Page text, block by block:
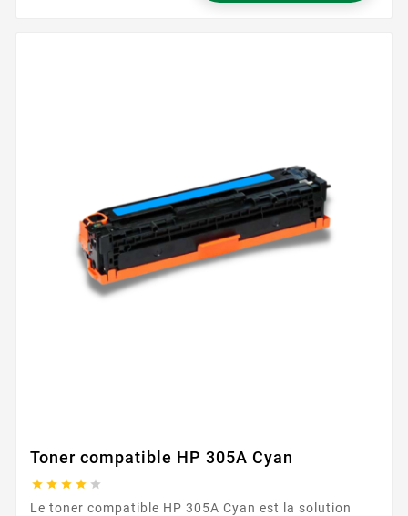
Toner compatible HP 305A Cyan
    
Le toner compatible HP 305A Cyan est la solution